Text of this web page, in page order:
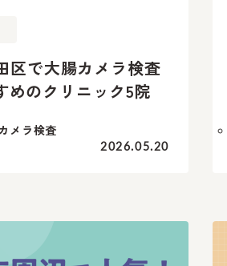
区で大腸カメラ検査
めのクリニック5院
メラ検査
2026.05.20